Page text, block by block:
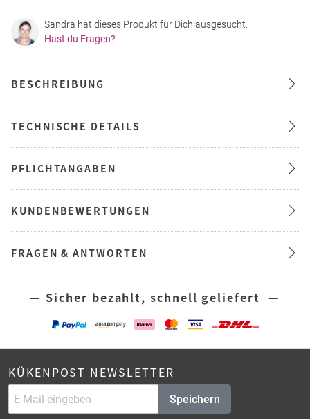
Sandra hat dieses Produkt für Dich ausgesucht.
Hast du Fragen?
BESCHREIBUNG
TECHNISCHE DETAILS
PFLICHTANGABEN
KUNDENBEWERTUNGEN
FRAGEN & ANTWORTEN
— Sicher bezahlt, schnell geliefert —
KÜKENPOST NEWSLETTER
Speichern